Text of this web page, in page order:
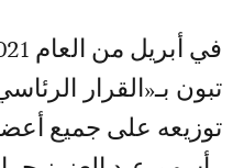
توزيعه على جميع